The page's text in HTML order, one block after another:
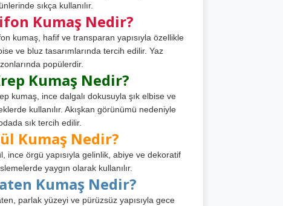
sıkça kullanılır.
Kumaş Nedir?
kumaş, hafif ve transparan yapısıyla özellikle
ve bluz tasarımlarında tercih edilir. Yaz
popülerdir.
Kumaş Nedir?
kumaş, ince dalgalı dokusuyla şık elbise ve
kullanılır. Akışkan görünümü nedeniyle
sık tercih edilir.
Kumaş Nedir?
ince örgü yapısıyla gelinlik, abiye ve dekoratif
yaygın olarak kullanılır.
Kumaş Nedir?
parlak yüzeyi ve pürüzsüz yapısıyla gece